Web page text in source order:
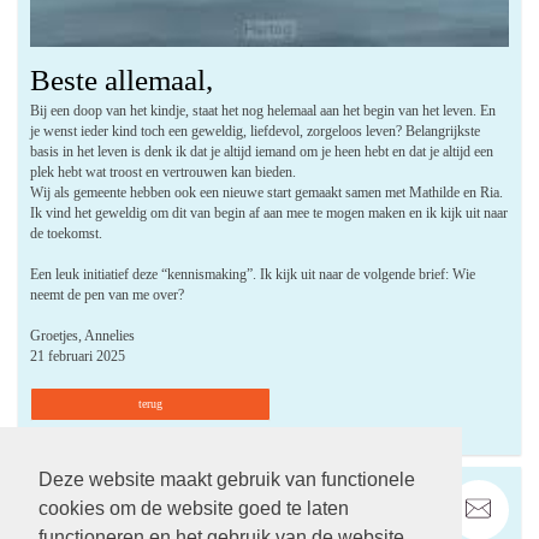
Deze website maakt gebruik van functionele
cookies om de website goed te laten
Beste allemaal,
Bij een doop van het kindje, staat het nog helemaal aan het begin van het leven. En
je wenst ieder kind toch een geweldig, liefdevol, zorgeloos leven? Belangrijkste
basis in het leven is denk ik dat je altijd iemand om je heen hebt en dat je altijd een
plek hebt wat troost en vertrouwen kan bieden.
Wij als gemeente hebben ook een nieuwe start gemaakt samen met Mathilde en Ria.
Ik vind het geweldig om dit van begin af aan mee te mogen maken en ik kijk uit naar
de toekomst.
Een leuk initiatief deze “kennismaking”. Ik kijk uit naar de volgende brief: Wie
neemt de pen van me over?
Groetjes, Annelies
21 februari 2025
terug